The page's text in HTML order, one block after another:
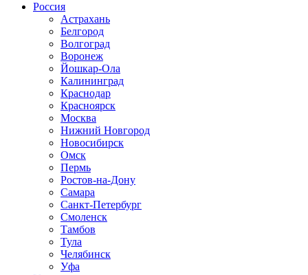
Россия
Астрахань
Белгород
Волгоград
Воронеж
Йошкар-Ола
Калининград
Краснодар
Красноярск
Москва
Нижний Новгород
Новосибирск
Омск
Пермь
Ростов-на-Дону
Самара
Санкт-Петербург
Смоленск
Тамбов
Тула
Челябинск
Уфа